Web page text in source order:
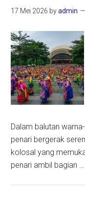
17 Mei 2026 byadmin
Dalam balutan
penari bergerak
kolosal yang
penari ambil bagian …